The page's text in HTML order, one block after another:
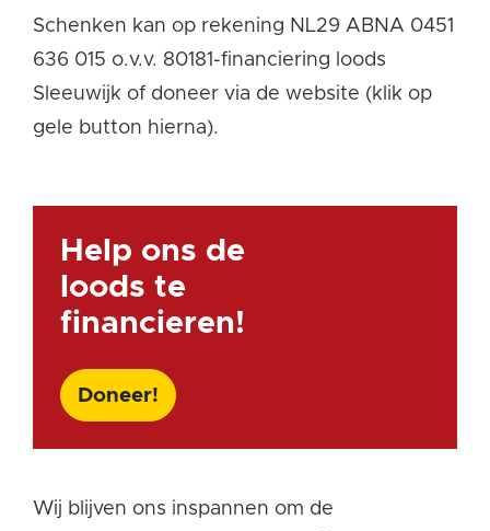
Schenken kan op rekening NL29 ABNA 0451
636 015 o.v.v. 80181-financiering loods
Sleeuwijk of doneer via de website (klik op
gele button hierna).
Help ons de
loods te
financieren!
Doneer!
Wij blijven ons inspannen om de